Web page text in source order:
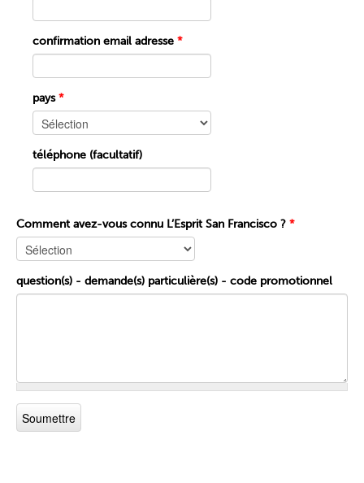
confirmation email adresse *
pays*
téléphone (facultatif)
Comment avez-vous connu L’Esprit San Francisco ? *
question(s) - demande(s) particulière(s) - code promotionnel